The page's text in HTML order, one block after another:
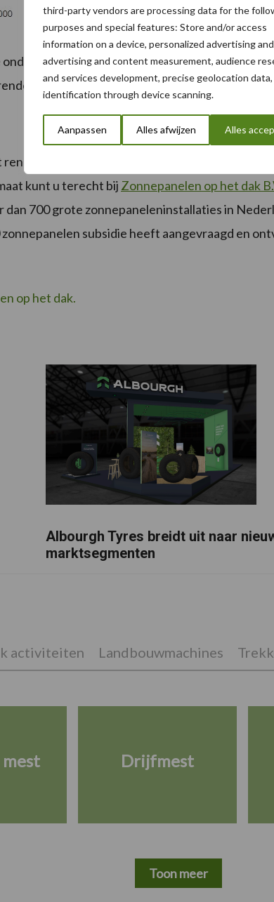
third-party vendors are processing data for the
purposes and special features: Store and/or access
information on a device, personalized advertising
advertising and content measurement, audience
and services development, precise geolocation data,
identification through device scanning.
Aanpassen Alles afwijzen Alles
15 jaar lang een gemiddeld
6,83% per jaar.
u kan halen uit een investering in
kunt u terecht bij Zonnepanelen op het dak
dan 700 grote zonnepaneleninstallaties in
subsidie heeft aangevraagd en
op het dak.
Albourgh Tyres breidt uit naar
marktsegmenten
activiteiten Landbouwmachines
Drijfmest
Toon meer